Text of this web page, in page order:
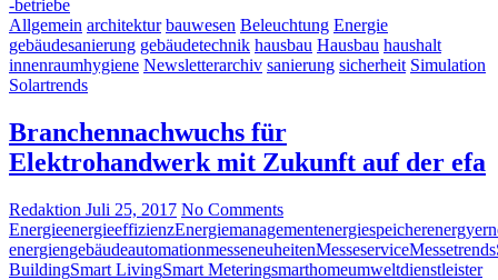
-betriebe
Allgemein architektur bauwesen Beleuchtung Energie
gebäudesanierung gebäudetechnik hausbau Hausbau haushalt
innenraumhygiene Newsletterarchiv sanierung sicherheit Simulation
Solartrends
Branchennachwuchs für
Elektrohandwerk mit Zukunft auf der efa
Redaktion Juli 25, 2017 No Comments
EnergieenergieeffizienzEnergiemanagementenergiespeicherenergy
energiengebäudeautomationmesseneuheitenMesseserviceMessetrends
BuildingSmart LivingSmart Meteringsmarthomeumweltdienstleister